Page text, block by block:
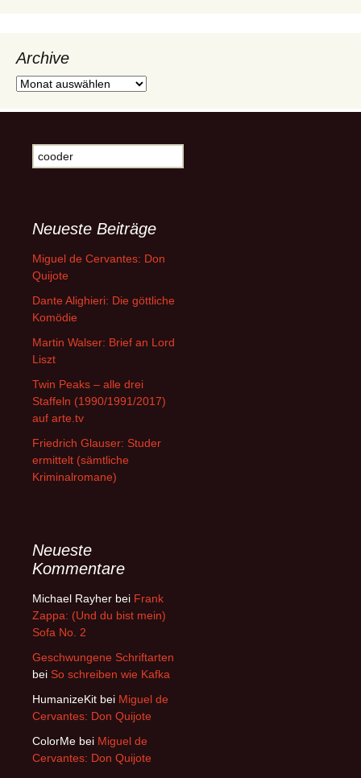
Archive
Archive
Suche
nach:
Neueste Beiträge
Miguel de Cervantes: Don
Quijote
Dante Alighieri: Die göttliche
Komödie
Martin Walser: Brief an Lord
Liszt
Twin Peaks – alle drei
Staffeln (1990/1991/2017)
auf arte.tv
Friedrich Glauser: Studer
ermittelt (sämtliche
Kriminalromane)
Neueste
Kommentare
Michael Rayher bei Frank
Zappa: (Und du bist mein)
Sofa No. 2
Geschwungene Schriftarten
bei So schreiben wie Kafka
HumanizeKit bei Miguel de
Cervantes: Don Quijote
ColorMe bei Miguel de
Cervantes: Don Quijote